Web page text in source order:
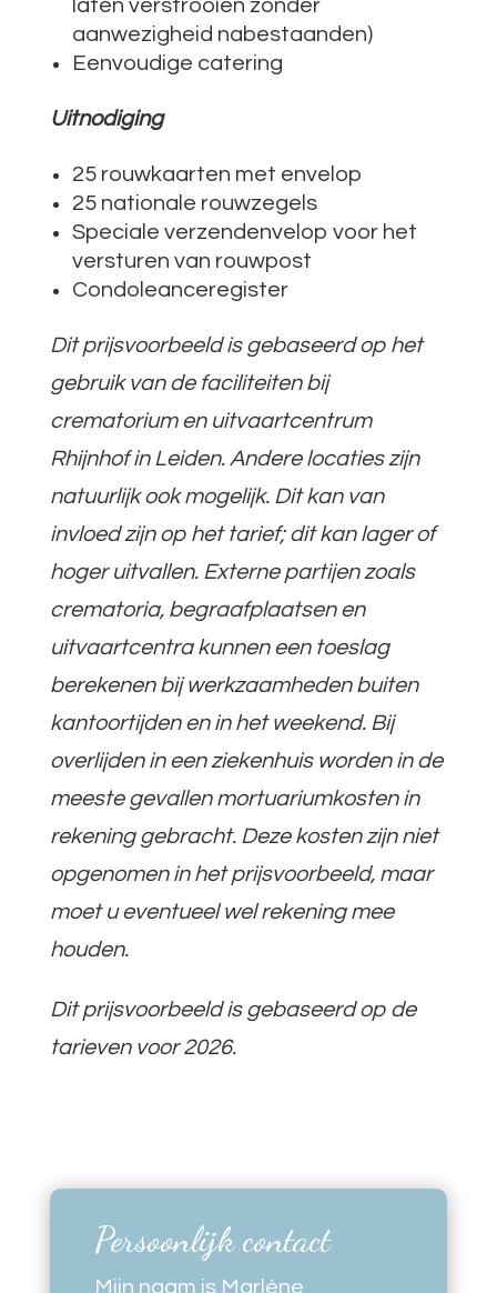
laten verstrooien zonder
aanwezigheid nabestaanden)
Eenvoudige catering
Uitnodiging
25 rouwkaarten met envelop
25 nationale rouwzegels
Speciale verzendenvelop voor het
versturen van rouwpost
Condoleanceregister
Dit prijsvoorbeeld is gebaseerd op het
gebruik van de faciliteiten bij
crematorium en uitvaartcentrum
Rhijnhof in Leiden. Andere locaties zijn
natuurlijk ook mogelijk. Dit kan van
invloed zijn op het tarief; dit kan lager of
hoger uitvallen. Externe partijen zoals
crematoria, begraafplaatsen en
uitvaartcentra kunnen een toeslag
berekenen bij werkzaamheden buiten
kantoortijden en in het weekend. Bij
overlijden in een ziekenhuis worden in de
meeste gevallen mortuariumkosten in
rekening gebracht. Deze kosten zijn niet
opgenomen in het prijsvoorbeeld, maar
moet u eventueel wel rekening mee
houden.
Dit prijsvoorbeeld is gebaseerd op de
tarieven voor 2026.
Persoonlijk contact
Mijn naam is Marlène